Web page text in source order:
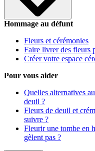
Hommage au défunt
Fleurs et cérémonies
Faire livrer des fleurs
Créer votre espace
Pour vous aider
Quelles alternatives
deuil ?
Fleurs de deuil et
suivre ?
Fleurir une tombe en
gèlent pas ?